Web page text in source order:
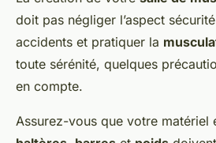
doit pas négliger l’aspect
accidents et pratiquer la
toute sérénité, quelques
en compte.
Assurez-vous que votre matériel